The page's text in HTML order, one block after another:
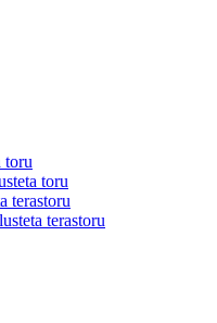
toru
toru
terastoru
terastoru